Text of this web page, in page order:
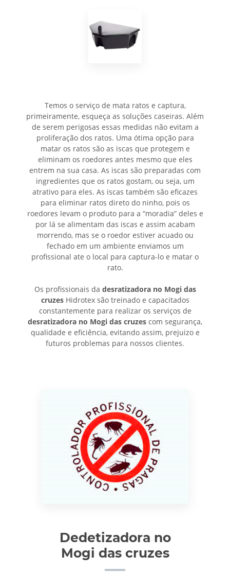
Temos o serviço de mata ratos e captura,
primeiramente, esqueça as soluções caseiras. Além
de serem perigosas essas medidas não evitam a
proliferação dos ratos. Uma ótima opção para
matar os ratos são as iscas que protegem e
eliminam os roedores antes mesmo que eles
entrem na sua casa. As iscas são preparadas com
ingredientes que os ratos gostam, ou seja, um
atrativo para eles. As iscas também são eficazes
para eliminar ratos direto do ninho, pois os
roedores levam o produto para a “moradia” deles e
por lá se alimentam das iscas e assim acabam
morrendo, mas se o roedor estiver acuado ou
fechado em um ambiente enviamos um
profissional ate o local para captura-lo e matar o
rato.
Os profissionais da desratizadora no Mogi das
cruzesHidrotex são treinado e capacitados
constantemente para realizar os serviços de
desratizadora no Mogi das cruzes com segurança,
qualidade e eficiência, evitando assim, prejuizo e
futuros problemas para nossos clientes.
Dedetizadora no
Mogi das cruzes